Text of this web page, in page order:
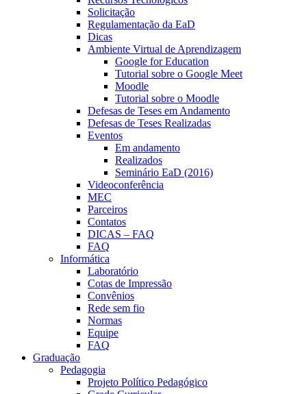
Solicitação
Regulamentação da EaD
Dicas
Ambiente Virtual de Aprendizagem
Google for Education
Tutorial sobre o Google Meet
Moodle
Tutorial sobre o Moodle
Defesas de Teses em Andamento
Defesas de Teses Realizadas
Eventos
Em andamento
Realizados
Seminário EaD (2016)
Videoconferência
MEC
Parceiros
Contatos
DICAS – FAQ
FAQ
Informática
Laboratório
Cotas de Impressão
Convênios
Rede sem fio
Normas
Equipe
FAQ
Graduação
Pedagogia
Projeto Político Pedagógico